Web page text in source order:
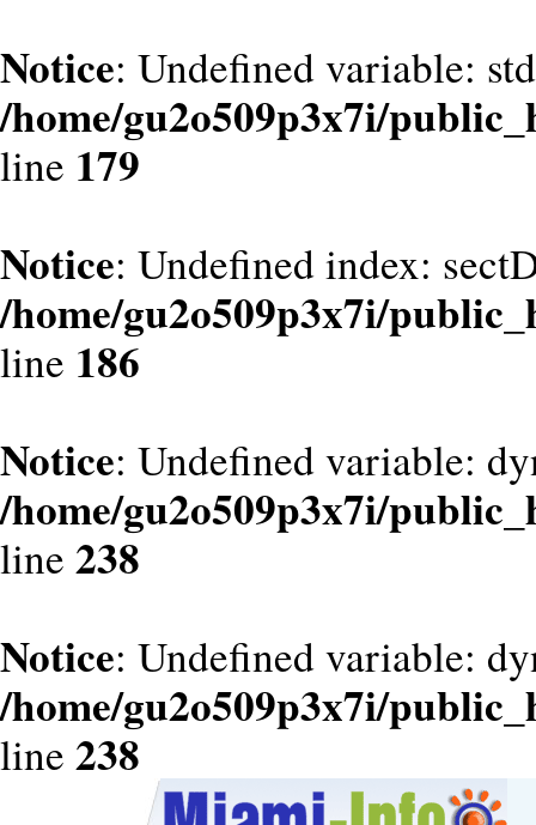
Notice: Undefined variable:
/home/gu2o509p3x7i/
line 179
Notice: Undefined index:
/home/gu2o509p3x7i/
line 186
Notice: Undefined variable:
/home/gu2o509p3x7i/
line 238
Notice: Undefined variable:
/home/gu2o509p3x7i/
line 238